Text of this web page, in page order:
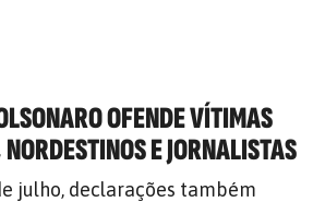
OFENDE VÍTIMAS
E JORNALISTAS
julho, declarações também